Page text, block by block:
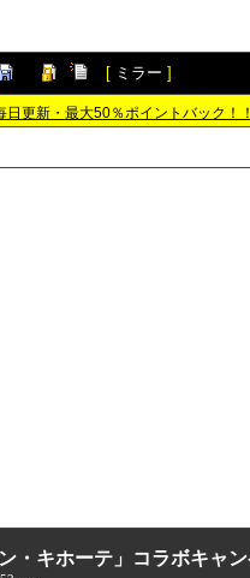
[ ミラー ]
日更新・最大50％ポイントバック！
ン・キホーテ」コラボキャ